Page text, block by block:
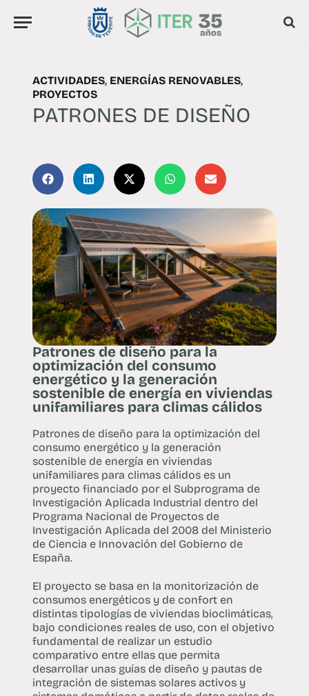
ACTIVIDADES, ENERGÍAS RENOVABLES,
PROYECTOS
PATRONES DE DISEÑO
Patrones de diseño para la
optimización del consumo
energético y la generación
sostenible de energía en viviendas
unifamiliares para climas cálidos
Patrones de diseño para la optimización del
consumo energético y la generación
sostenible de energía en viviendas
unifamiliares para climas cálidos es un
proyecto financiado por el Subprograma de
Investigación Aplicada Industrial dentro del
Programa Nacional de Proyectos de
Investigación Aplicada del 2008 del Ministerio
de Ciencia e Innovación del Gobierno de
España.
El proyecto se basa en la monitorización de
consumos energéticos y de confort en
distintas tipologías de viviendas bioclimáticas,
bajo condiciones reales de uso, con el objetivo
fundamental de realizar un estudio
comparativo entre ellas que permita
desarrollar unas guías de diseño y pautas de
integración de sistemas solares activos y